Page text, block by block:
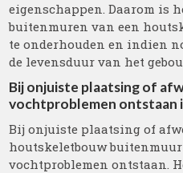
eigenschappen. Daarom is
buitenmuren van een
te onderhouden en indien
de levensduur van het
Bij onjuiste plaatsing of
vochtproblemen ontstaan
Bij onjuiste plaatsing of
houtskeletbouw
vochtproblemen ontstaan.